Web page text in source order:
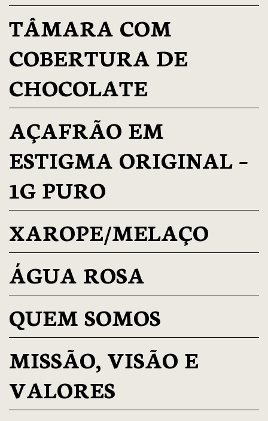
TÂMARA COM
COBERTURA DE
CHOCOLATE
AÇAFRÃO EM
ESTIGMA ORIGINAL –
1G PURO
XAROPE/MELAÇO
ÁGUA ROSA
QUEM SOMOS
MISSÃO, VISÃO E
VALORES